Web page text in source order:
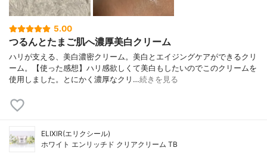
5.00
つるんとたまご肌へ濃厚美白クリーム
ハリが支える、美白濃密クリーム。美白とエイジングケアができるクリ
ーム。【使った感想】ハリ感欲しくて美白もしたいのでこのクリームを
使用しました。とにかく濃厚なクリ…続きを見る
ELIXIR(エリクシール)
ホワイト エンリッチド クリアクリーム TB